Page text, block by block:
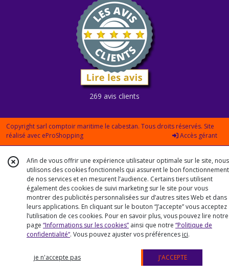
269 avis clients
Copyright sarl comptoir maritime le cabestan. Tous droits réservés. Site
réalisé avec eProShopping Accès gérant
Afin de vous offrir une expérience utilisateur optimale sur le site, nous
utilisons des cookies fonctionnels qui assurent le bon fonctionnement
de nos services et en mesurent l’audience. Certains tiers utilisent
également des cookies de suivi marketing sur le site pour vous
montrer des publicités personnalisées sur d’autres sites Web et dans
leurs applications. En cliquant sur le bouton “J’accepte” vous acceptez
l’utilisation de ces cookies. Pour en savoir plus, vous pouvez lire notre
page “Informations sur les cookies” ainsi que notre “Politique de
confidentialité“. Vous pouvez ajuster vos préférences ici.
je n'accepte pas J'ACCEPTE